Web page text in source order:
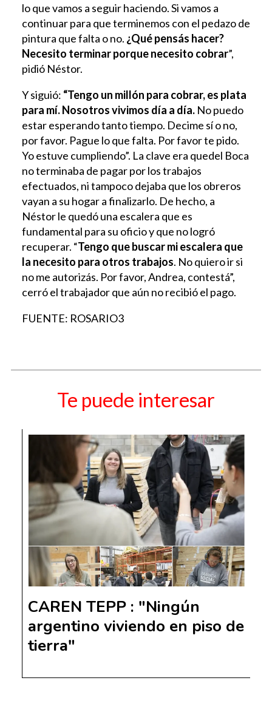
lo que vamos a seguir haciendo. Si vamos a
continuar para que terminemos con el pedazo de
pintura que falta o no. ¿Qué pensás hacer?
Necesito terminar porque necesito cobrar”,
pidió Néstor.
Y siguió: “Tengo un millón para cobrar, es plata
para mí. Nosotros vivimos día a día. No puedo
estar esperando tanto tiempo. Decime sí o no,
por favor. Pague lo que falta. Por favor te pido.
Yo estuve cumpliendo”. La clave era quedel Boca
no terminaba de pagar por los trabajos
efectuados, ni tampoco dejaba que los obreros
vayan a su hogar a finalizarlo. De hecho, a
Néstor le quedó una escalera que es
fundamental para su oficio y que no logró
recuperar. “Tengo que buscar mi escalera que
la necesito para otros trabajos. No quiero ir si
no me autorizás. Por favor, Andrea, contestá”,
cerró el trabajador que aún no recibió el pago.
FUENTE: ROSARIO3
Te puede interesar
CAREN TEPP : "Ningún
argentino viviendo en piso de
tierra"